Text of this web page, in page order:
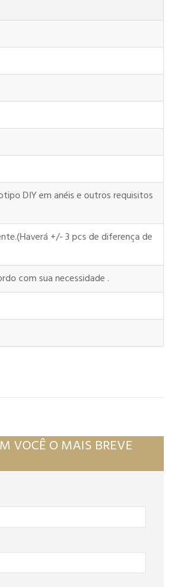
DIY em anéis e outros requisitos
+/- 3 pcs de diferença de
com sua necessidade .
VOCÊ O MAIS BREVE